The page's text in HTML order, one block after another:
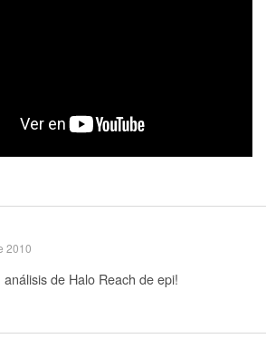
2010
análisis de Halo Reach de epi!